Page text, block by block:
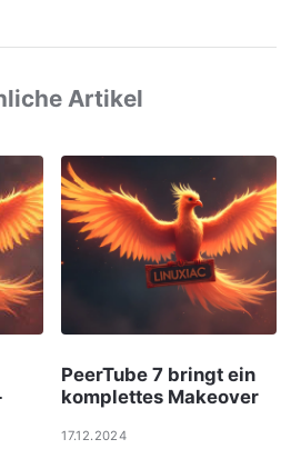
Artikel
PeerTube 7 bringt ein
komplettes Makeover
17.12.2024